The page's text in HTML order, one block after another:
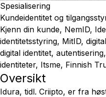
Oversikt
Idura, tidl. Criipto, er fra
Spesialisering
Kundeidentitet og
Kjenn din kunde, NemID,
identitetsstyring, MitID,
digital identitet,
identiteter, Itsme, Finnish